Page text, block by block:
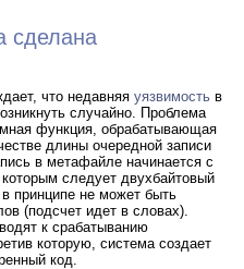
сделана
что недавняя уязвимость в
случайно. Проблема
функция, обрабатывающая
длины очередной записи
в метафайле начинается с
следует двухбайтовый
принципе не может быть
(подсчет идет в словах).
к срабатыванию
которую, система создает
код.